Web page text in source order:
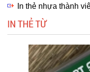
In thẻ nhựa thành
IN THẺ TỪ